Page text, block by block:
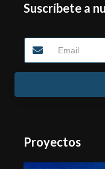
Suscríbete a
Proyectos